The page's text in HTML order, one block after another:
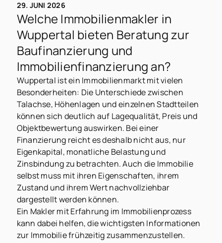
29. JUNI 2026
Welche Immobilienmakler in
Wuppertal bieten Beratung zur
Baufinanzierung und
Immobilienfinanzierung an?
Wuppertal ist ein Immobilienmarkt mit vielen
Besonderheiten: Die Unterschiede zwischen
Talachse, Höhenlagen und einzelnen Stadtteilen
können sich deutlich auf Lagequalität, Preis und
Objektbewertung auswirken. Bei einer
Finanzierung reicht es deshalb nicht aus, nur
Eigenkapital, monatliche Belastung und
Zinsbindung zu betrachten. Auch die Immobilie
selbst muss mit ihren Eigenschaften, ihrem
Zustand und ihrem Wert nachvollziehbar
dargestellt werden können.
Ein Makler mit Erfahrung im Immobilienprozess
kann dabei helfen, die wichtigsten Informationen
zur Immobilie frühzeitig zusammenzustellen.